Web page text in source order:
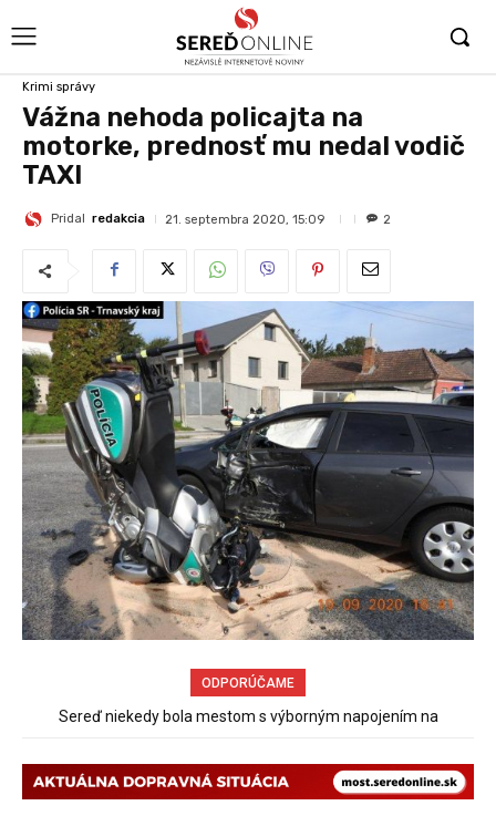
Krimi správy
Vážna nehoda policajta na
motorke, prednosť mu nedal vodič
TAXI
Pridal redakcia 21. septembra 2020, 15:09 2
ODPORÚČAME
Sereď niekedy bola mestom s výborným napojením na
Pri venčení na Jesenského ulici mal usmrtiť psíka vlčiak, ktorý